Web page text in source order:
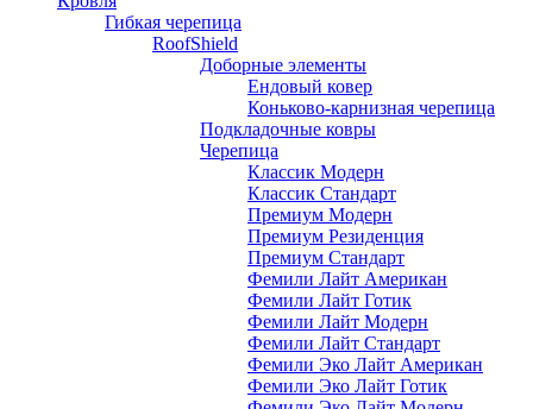
Гибкая черепица
RoofShield
Доборные элементы
Ендовый ковер
Коньково-карнизная черепица
Подкладочные ковры
Черепица
Классик Модерн
Классик Стандарт
Премиум Модерн
Премиум Резиденция
Премиум Стандарт
Фемили Лайт Американ
Фемили Лайт Готик
Фемили Лайт Модерн
Фемили Лайт Стандарт
Фемили Эко Лайт Американ
Фемили Эко Лайт Готик